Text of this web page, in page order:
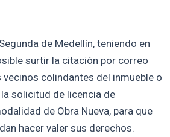
de Medellín, teniendo en
surtir la citación por correo
colindantes del inmueble o
solicitud de licencia de
de Obra Nueva, para que
hacer valer sus derechos.